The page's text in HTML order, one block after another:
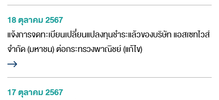
18 ตุลาคม 2567
แจ้งการจดทะเบียนเปลี่ยนแปลงทุนชำระแล้วของบริษัท แอสเซทไวส์
จำกัด (มหาชน) ต่อกระทรวงพาณิชย์ (แก้ไข)
17 ตุลาคม 2567